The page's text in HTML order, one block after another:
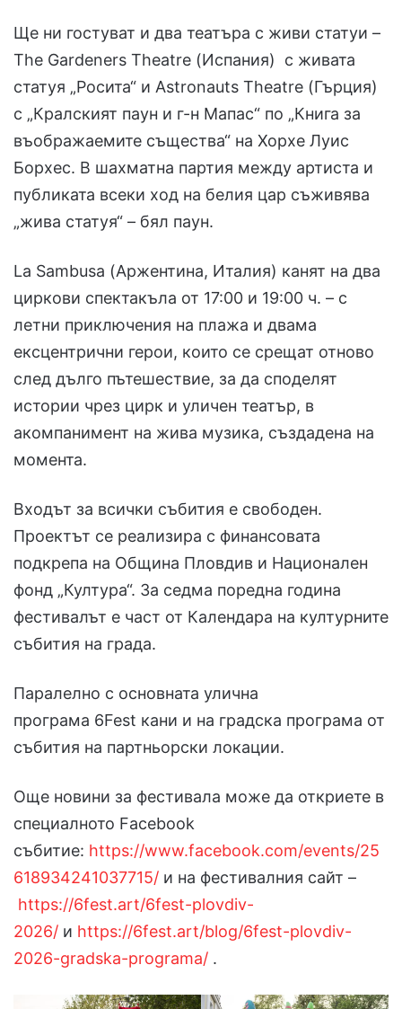
Ще ни гостуват и два театъра с живи статуи –
The Gardeners Theatre (Испания) с живата
статуя „Росита“ и Astronauts Theatre (Гърция)
с „Кралският паун и г-н Мапас“ по „Книга за
въображаемите същества“ на Хорхе Луис
Борхес. В шахматна партия между артиста и
публиката всеки ход на белия цар съживява
„жива статуя“ – бял паун.
La Sambusa (Аржентина, Италия) канят на два
циркови спектакъла от 17:00 и 19:00 ч. – с
летни приключения на плажа и двама
ексцентрични герои, които се срещат отново
след дълго пътешествие, за да споделят
истории чрез цирк и уличен театър, в
акомпанимент на жива музика, създадена на
момента.
Входът за всички събития е свободен.
Проектът се реализира с финансовата
подкрепа на Община Пловдив и Национален
фонд „Култура“. За седма поредна година
фестивалът е част от Календара на културните
събития на града.
Паралелно с основната улична
програма 6Fest кани и на градска програма от
събития на партньорски локации.
Още новини за фестивала може да откриете в
специалното Facebook
събитие: https://www.facebook.com/events/25
618934241037715/ и на фестивалния сайт –
https://6fest.art/6fest-plovdiv-
2026/ и https://6fest.art/blog/6fest-plovdiv-
2026-gradska-programa/ .